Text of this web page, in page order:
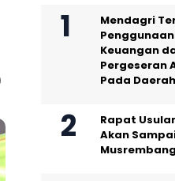
Mendagri
Keuangan
Pergeseran
Pada
Rapat
Akan